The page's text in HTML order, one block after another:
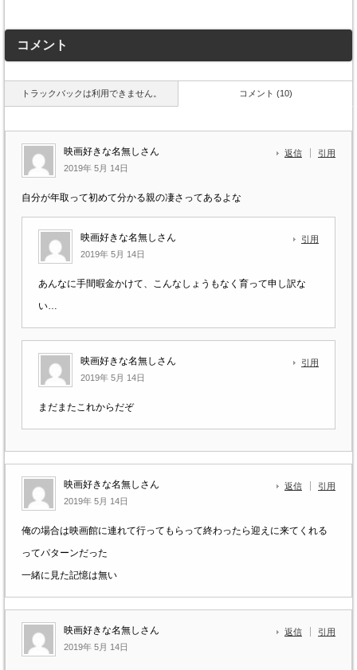
コメント
トラックバックは利用できません。 コメント (10)
映画好きな名無しさん
2019年 5月 14日
返信 引用
自分が年取って初めて分かる親の凄さってあるよな
映画好きな名無しさん
2019年 5月 14日
引用
あんなに手間暇金かけて、こんなしょうもなく育って申し訳な
い…
映画好きな名無しさん
2019年 5月 14日
引用
まだまたこれからだぞ
映画好きな名無しさん
2019年 5月 14日
返信 引用
俺の場合は映画館に連れて行ってもらって終わったら迎えに来てくれる
ってパターンだった
一緒に見た記憶は無い
映画好きな名無しさん
2019年 5月 14日
返信 引用